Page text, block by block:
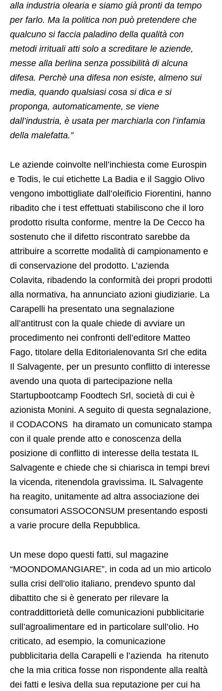
alla industria olearia e siamo già pronti da tempo
per farlo. Ma la politica non può pretendere che
qualcuno si faccia paladino della qualità con
metodi irrituali atti solo a screditare le aziende,
messe alla berlina senza possibilità di alcuna
difesa. Perchè una difesa non esiste, almeno sui
media, quando qualsiasi cosa si dica e si
proponga, automaticamente, se viene
dall’industria, è usata per marchiarla con l’infamia
della malefatta.”
Le aziende coinvolte nell’inchiesta come Eurospin
e Todis, le cui etichette La Badia e il Saggio Olivo
vengono imbottigliate dall’oleificio Fiorentini, hanno
ribadito che i test effettuati stabiliscono che il loro
prodotto risulta conforme, mentre la De Cecco ha
sostenuto che il difetto riscontrato sarebbe da
attribuire a scorrette modalità di campionamento e
di conservazione del prodotto. L’azienda
Colavita, ribadendo la conformità dei propri prodotti
alla normativa, ha annunciato azioni giudiziarie. La
Carapelli ha presentato una segnalazione
all’antitrust con la quale chiede di avviare un
procedimento nei confronti dell’editore Matteo
Fago, titolare della Editorialenovanta Srl che edita
Il Salvagente, per un presunto conflitto di interesse
avendo una quota di partecipazione nella
Startupbootcamp Foodtech Srl, società di cui è
azionista Monini. A seguito di questa segnalazione,
il CODACONS ha diramato un comunicato stampa
con il quale prende atto e conoscenza della
posizione di conflitto di interesse della testata IL
Salvagente e chiede che si chiarisca in tempi brevi
la vicenda, ritenendola gravissima. IL Salvagente
ha reagito, unitamente ad altra associazione dei
consumatori ASSOCONSUM presentando esposti
a varie procure della Repubblica.
Un mese dopo questi fatti, sul magazine
“MOONDOMANGIARE”, in coda ad un mio articolo
sulla crisi dell’olio italiano, prendevo spunto dal
dibattito che si è generato per rilevare la
contraddittorietà delle comunicazioni pubblicitarie
sull’agroalimentare ed in particolare sull’olio. Ho
criticato, ad esempio, la comunicazione
pubblicitaria della Carapelli e l’azienda ha ritenuto
che la mia critica fosse non rispondente alla realtà
dei fatti e lesiva della sua reputazione per cui ha